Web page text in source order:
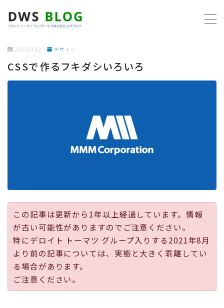
ホーム
採用
公式ページ
2016.03.02 デザイン
CSSで作るフキダシいろいろ
この記事は更新から1年以上経過しています。情報
が古い可能性がありますのでご注意ください。
特にデロイト トーマツ グループ入りする2021年8月
より前の記事については、実態と大きく乖離してい
る場合があります。
ご注意ください。